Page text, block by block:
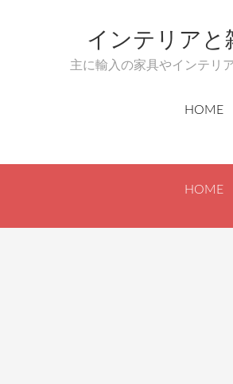
インテリアと
主に輸入の家具やインテリ
HOME
HOME